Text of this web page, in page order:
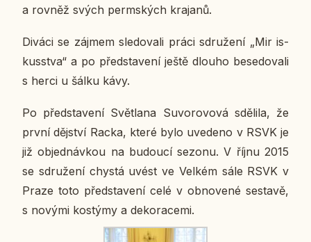
a rovněž svých perm­ských kra­ja­nů.
Diváci se zájmem sle­do­va­li práci sdru­že­ní „Mir is­
kusstva“ a po před­sta­ve­ní ještě dlouho be­se­do­va­li
s herci u šálku kávy.
Po před­sta­ve­ní Svět­la­na Suvo­ro­vo­vá sdě­li­la, že
první děj­ství Racka, které bylo uve­de­no v RSVK je
již ob­jed­náv­kou na bu­dou­cí sezonu. V říjnu 2015
se sdru­že­ní chystá uvést ve Velkém sále RSVK v
Praze toto před­sta­ve­ní celé v ob­no­ve­né se­sta­vě,
s novými kos­týmy a de­ko­ra­ce­mi.